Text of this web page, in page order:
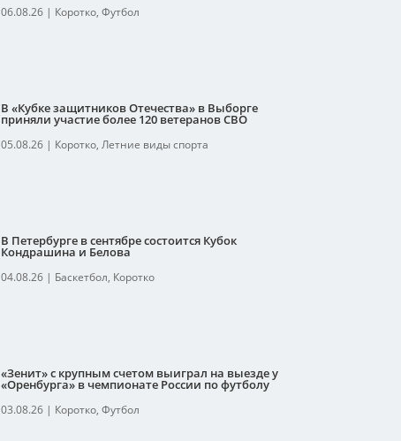
06.08.26| Коротко, Футбол
В «Кубке защитников Отечества» в Выборге
приняли участие более 120 ветеранов СВО
05.08.26| Коротко, Летние виды спорта
В Петербурге в сентябре состоится Кубок
Кондрашина и Белова
04.08.26| Баскетбол, Коротко
«Зенит» с крупным счетом выиграл на выезде у
«Оренбурга» в чемпионате России по футболу
03.08.26| Коротко, Футбол